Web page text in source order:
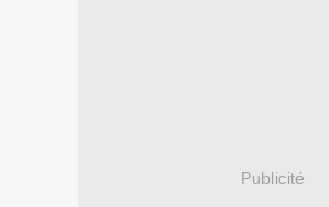
Publicité